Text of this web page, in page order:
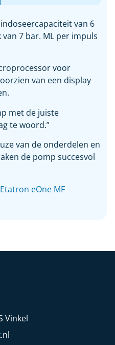
van 6
7 bar. ML per impuls
voor
van een display
met de juiste
te woord.”
van de onderdelen en
de pomp succesvol
eOne MF
Vinkel